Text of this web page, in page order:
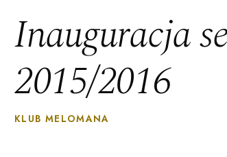
Inauguracja
2015/2016
KLUB MELOMANA